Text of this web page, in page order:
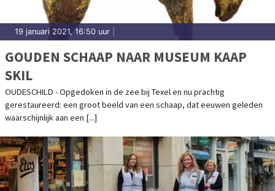
19 januari 2021, 16:50 uur
GOUDEN SCHAAP NAAR MUSEUM KAAP
SKIL
OUDESCHILD - Opgedoken in de zee bij Texel en nu prachtig
gerestaureerd: een groot beeld van een schaap, dat eeuwen geleden
waarschijnlijk aan een [...]